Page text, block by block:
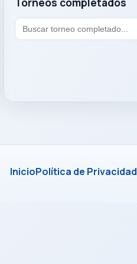
InicioPolítica de Privacidad